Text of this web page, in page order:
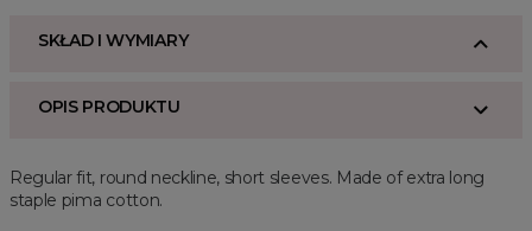
SKŁAD I WYMIARY
OPIS PRODUKTU
Regular fit, round neckline, short sleeves. Made of extra long
staple pima cotton.